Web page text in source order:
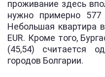
проживание здесь
нужно примерно
Небольшая квартира
EUR. Кроме того,
(45,54) считается
городов Болгарии.